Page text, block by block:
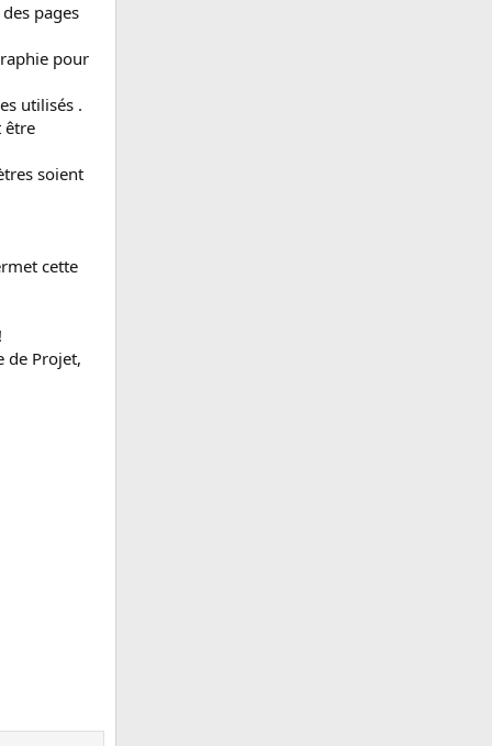
pages
pour
utilisés .
être
soient
cette
de Projet,